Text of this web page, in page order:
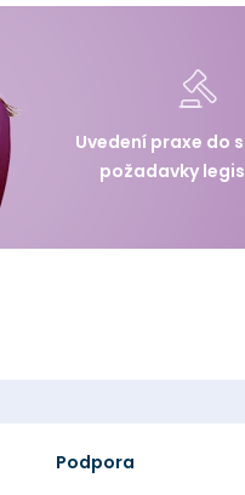
Uvedení praxe do
požadavky
Podpora